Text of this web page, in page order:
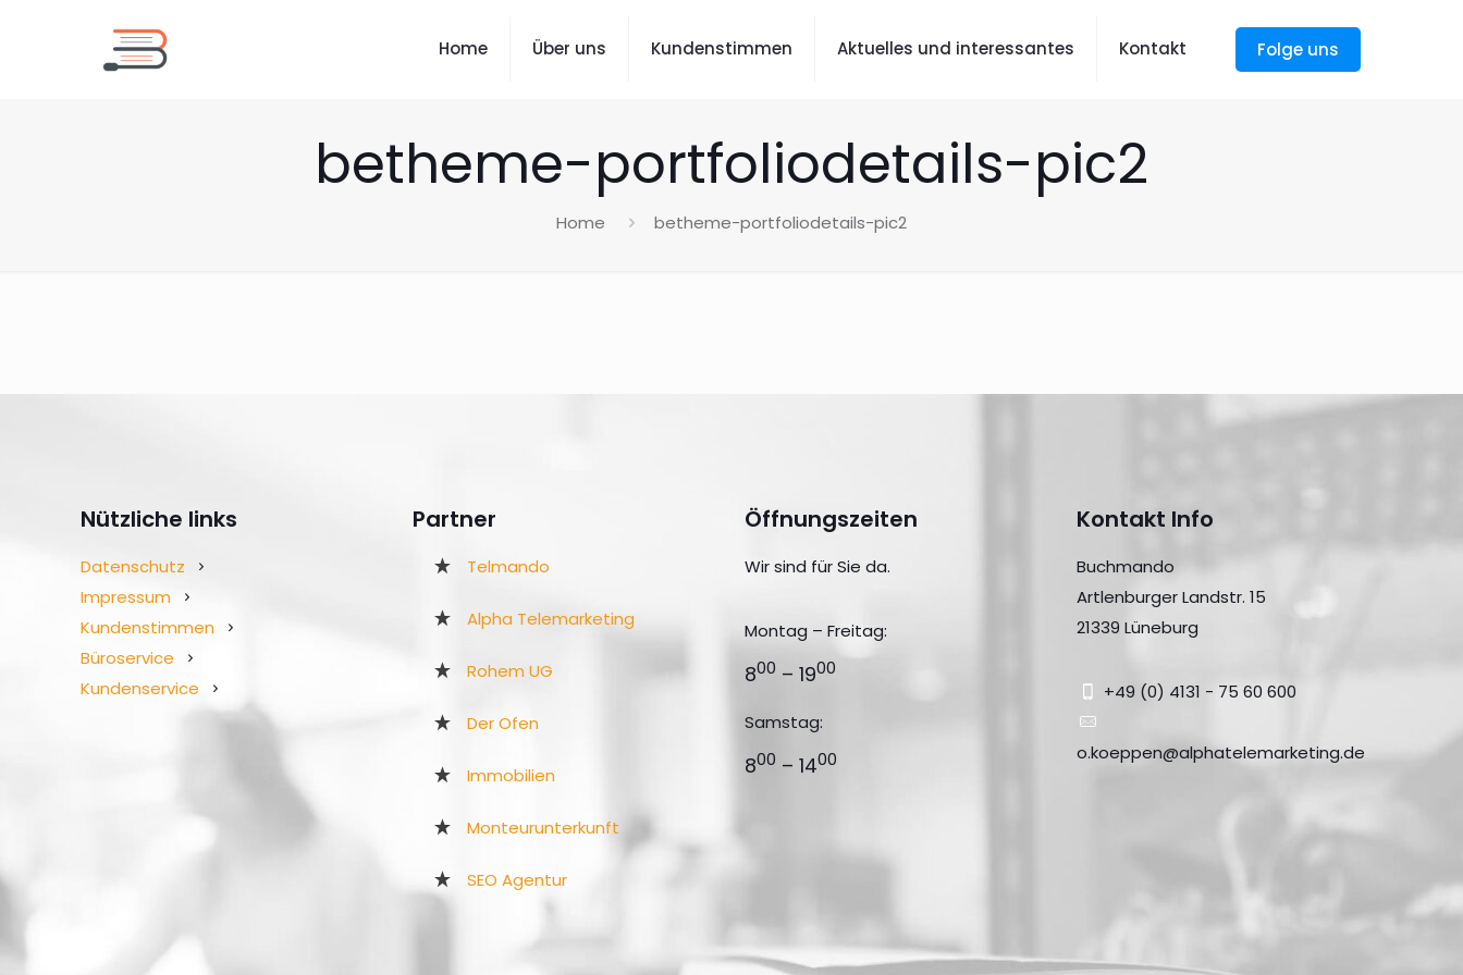
Home Über uns Kundenstimmen Aktuelles und interessantes Kontakt Folge uns
betheme-portfoliodetails-pic2
Home betheme-portfoliodetails-pic2
Nützliche links
Datenschutz
Impressum
Kundenstimmen
Büroservice
Kundenservice
Partner
Telmando
Alpha Telemarketing
Rohem UG
Der Ofen
Immobilien
Monteurunterkunft
SEO Agentur
Öffnungszeiten
Wir sind für Sie da.
Montag – Freitag:
800 – 1900
Samstag:
800 – 1400
Kontakt Info
Buchmando
Artlenburger Landstr. 15
21339 Lüneburg
+49 (0) 4131 - 75 60 600
o.koeppen@alphatelemarketing.de